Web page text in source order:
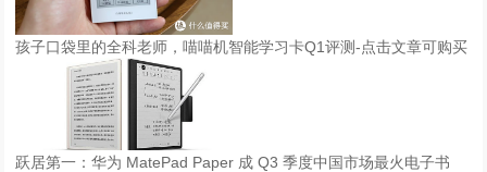
孩子口袋里的全科老师，喵喵机智能学习卡Q1评测-点击文章可购买
跃居第一：华为 MatePad Paper 成 Q3 季度中国市场最火电子书